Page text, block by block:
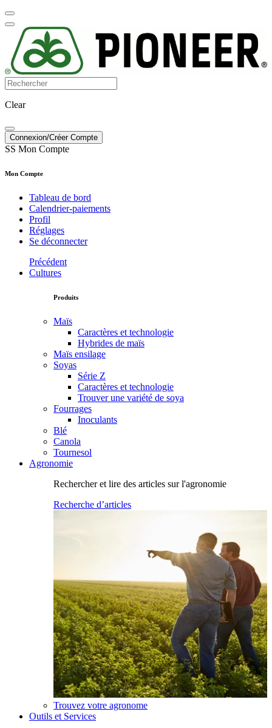
Clear
Connexion/Créer Compte
SS Mon Compte
Mon Compte
Tableau de bord
Calendrier-paiements
Profil
Réglages
Se déconnecter
Précédent
Cultures
Produits
Maïs
Caractères et technologie
Hybrides de maïs
Maïs ensilage
Soyas
Série Z
Caractères et technologie
Trouver une variété de soya
Fourrages
Inoculants
Blé
Canola
Tournesol
Agronomie
Rechercher et lire des articles sur l'agronomie
Recherche d’articles
Trouvez votre agronome
Outils et Services